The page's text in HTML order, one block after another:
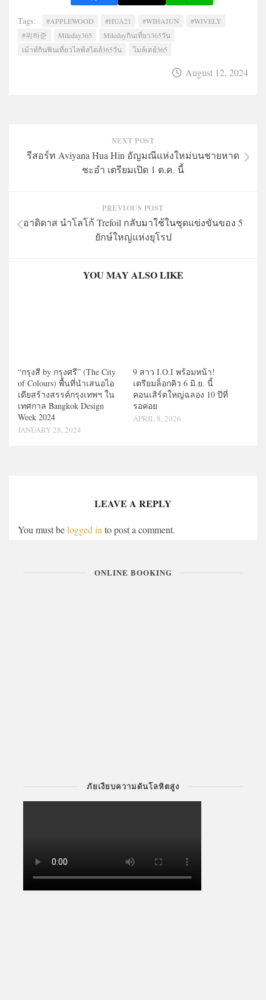
Tags: #APPLEWOOD #HUA21 #WIHAJUN
#WIVELY
#위하준
Mileday365
Miledayกินเที่ยว365วัน
เม้าท์กินฟินเที่ยวไลฟ์สไตล์365วัน
ไมล์เดย์365
August 12, 2024
NEXT POST
รีสอร์ท Aviyana Hua Hin อัญมณีแห่งใหม่บนชายหาด
ชะอำ เตรียมเปิด 1 ต.ค. นี้
PREVIOUS POST
อาดิดาส นำโลโก้ Trefoil กลับมาใช้ในชุดแข่งขันของ 5
ยักษ์ใหญ่แห่งยุโรป
YOU MAY ALSO LIKE
“กรุงสี by กรุงศรี” (The City
of Colours) พื้นที่นำเสนอไอ
เดียสร้างสรรค์กรุงเทพฯ ใน
เทศกาล Bangkok Design
Week 2024
JANUARY 28, 2024
9 สาว I.O.I พร้อมหน้า!
เตรียมล็อกคิว 6 มิ.ย. นี้
คอนเสิร์ตใหญ่ฉลอง 10 ปีที่
รอคอย
APRIL 8, 2026
LEAVE A REPLY
You must belogged in to post a comment.
ONLINE BOOKING
ภัยเงียบความดันโลหิตสูง